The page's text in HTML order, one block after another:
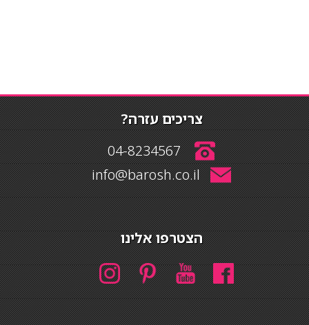
צריכים עזרה?
04-8234567
info@barosh.co.il
הצטרפו אלינו